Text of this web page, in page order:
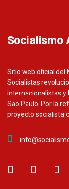
Socialismo
Sitio web oficial del
Socialistas
internacionalistas y
Sao Paulo. Por la
proyecto socialista